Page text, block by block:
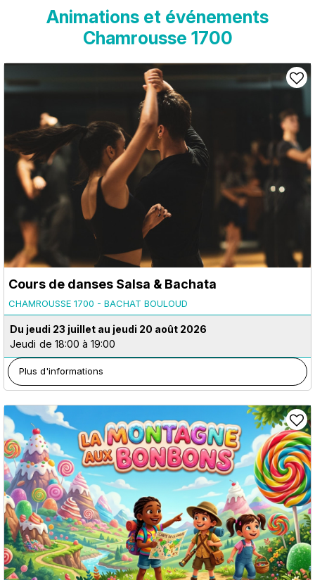
Animations et événements
Chamrousse 1700
Cours de danses Salsa & Bachata
CHAMROUSSE 1700 - BACHAT BOULOUD
Du jeudi 23 juillet au jeudi 20 août 2026
Jeudi de 18:00 à 19:00
Plus d'informations